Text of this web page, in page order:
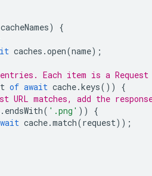
cacheNames)
{
caches .open(name);
Each item is a Request
of await cache.keys())
{
URL matches, add the
. endsWith( '.png' ))
{
cache.match(request));